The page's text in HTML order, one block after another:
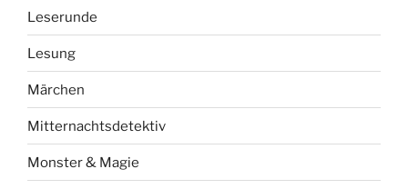
Leserunde
Lesung
Märchen
Mitternachtsdetektiv
Monster & Magie